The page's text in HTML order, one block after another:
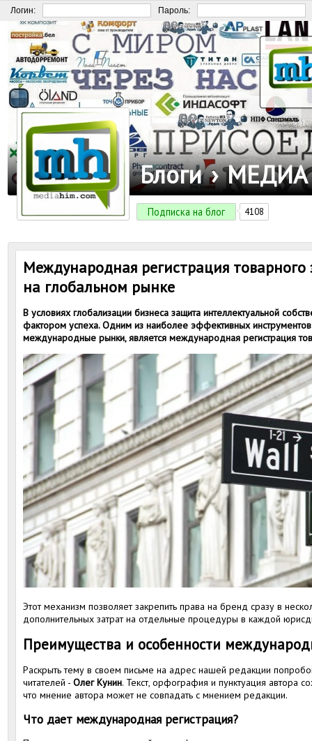
Логин: Пароль:
Блоги ›
Подписка на блог 4108
Международная регистрация товарного
на глобальном рынке
В условиях глобализации бизнеса защита интеллектуальной
фактором успеха. Одним из наиболее эффективных
международные рынки, является международная регистрация
Этот механизм позволяет закрепить права на бренд сразу в
дополнительных затрат на отдельные процедуры в каждой
Преимущества и особенности
Раскрыть тему в своем письме на адрес нашей редакции
читателей - Олег Кунин. Текст, орфография и пунктуация автора
что мнение автора может не совпадать с мнением редакции.
Что дает международная регистрация?